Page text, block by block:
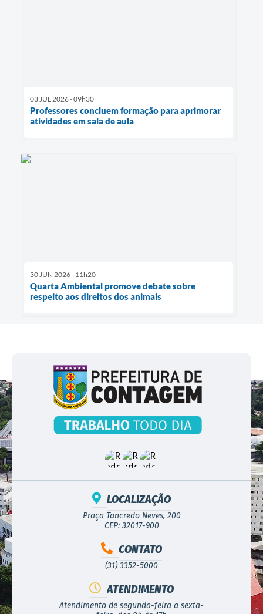
03 JUL 2026 - 09h30
Professores concluem formação para aprimorar
atividades em sala de aula
30 JUN 2026 - 11h20
Quarta Ambiental promove debate sobre
respeito aos direitos dos animais
LOCALIZAÇÃO
Praça Tancredo Neves, 200
CEP: 32017-900
CONTATO
(31) 3352-5000
ATENDIMENTO
Atendimento de segunda-feira a sexta-